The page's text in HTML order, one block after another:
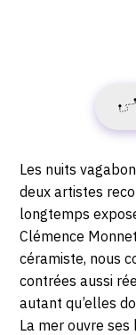
Valmy,
75010
Paris
Description,
horaires...
Les nuits
deux artistes
longtemps
Clémence
céramiste, nous
contrées aussi
autant qu’elles
La mer ouvre